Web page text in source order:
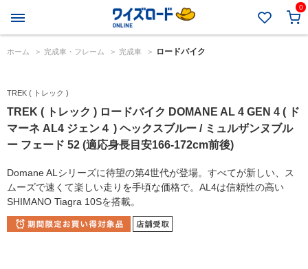
0
ホーム > 完成車・フレーム > 完成車 > ロードバイク
TREK ( トレック )
TREK ( トレック ) ロードバイク DOMANE AL 4 GEN 4 ( ド
マーネ AL4 ジェン４ ) ヘックスブルー / ミュルザンヌブル
ー フェード 52 (適応身長目安166-172cm前後)
Domane ALシリーズに待望の第4世代が登場。すべてが新しい、ス
ムーズで速くて楽しい走りを手頃な価格で。AL4は信頼性の高い
SHIMANO Tiagra 10Sを搭載。